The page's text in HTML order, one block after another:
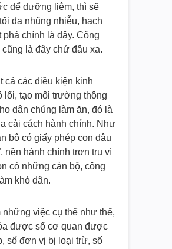
để dưỡng liêm, thì sẽ
đa nhũng nhiễu, hạch
phá chính là đây. Công
cũng là đây chứ đâu xa.
cả các điều kiện kinh
lối, tạo môi trường thông
dân chúng làm ăn, đó là
cải cách hành chính. Như
bộ có giấy phép con đâu
nền hành chính trơn tru vì
có những cán bộ, công
khó dân.
những việc cụ thể như thế,
được số cơ quan được
số đơn vị bị loại trừ, số